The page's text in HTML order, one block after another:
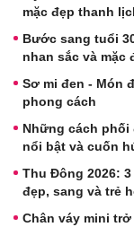
mặc đẹp thanh
Bước sang tuổi
nhan sắc và mặc
Sơ mi đen - Món
phong cách
Những cách
nổi bật và cuốn
Thu Đông 2026:
đẹp, sang và trẻ
Chân váy mini